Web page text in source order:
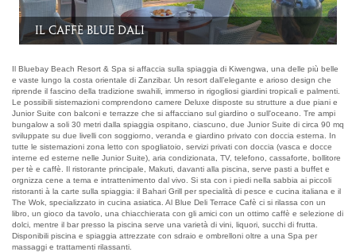
Camera Deluxe
Il Bluebay Beach Resort & Spa si affaccia sulla spiaggia di Kiwengwa, una delle più belle
e vaste lungo la costa orientale di Zanzibar. Un resort dall’elegante e arioso design che
riprende il fascino della tradizione swahili, immerso in rigogliosi giardini tropicali e palmenti.
Le possibili sistemazioni comprendono camere Deluxe disposte su strutture a due piani e
Junior Suite con balconi e terrazze che si affacciano sul giardino o sull'oceano. Tre ampi
bungalow a soli 30 metri dalla spiaggia ospitano, ciascuno, due Junior Suite di circa 90 mq
sviluppate su due livelli con soggiorno, veranda e giardino privato con doccia esterna. In
tutte le sistemazioni zona letto con spogliatoio, servizi privati con doccia (vasca e docce
interne ed esterne nelle Junior Suite), aria condizionata, TV, telefono, cassaforte, bollitore
per tè e caffè. Il ristorante principale, Makuti, davanti alla piscina, serve pasti a buffet e
orgnizza cene a tema e intrattenimento dal vivo. Si sta con i piedi nella sabbia ai piccoli
ristoranti à la carte sulla spiaggia: il Bahari Grill per specialità di pesce e cucina italiana e il
The Wok, specializzato in cucina asiatica. Al Blue Deli Terrace Cafè ci si rilassa con un
libro, un gioco da tavolo, una chiacchierata con gli amici con un ottimo caffè e selezione di
dolci, mentre il bar presso la piscina serve una varietà di vini, liquori, succhi di frutta.
Disponibili piscina e spiaggia attrezzate con sdraio e ombrelloni oltre a una Spa per
massaggi e trattamenti rilassanti.